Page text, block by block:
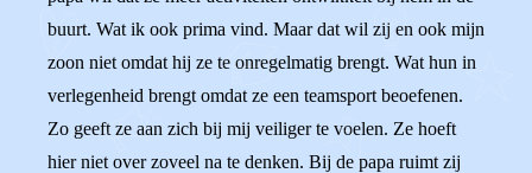
buurt. Wat ik ook prima vind. Maar dat wil zij en ook mijn
zoon niet omdat hij ze te onregelmatig brengt. Wat hun in
verlegenheid brengt omdat ze een teamsport beoefenen.
Zo geeft ze aan zich bij mij veiliger te voelen. Ze hoeft
hier niet over zoveel na te denken. Bij de papa ruimt zij